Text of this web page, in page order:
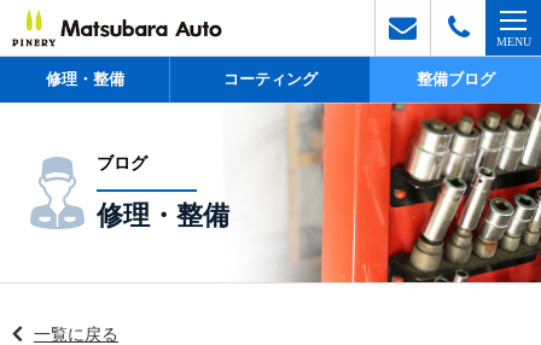
修理・整備 コーティング 整備ブログ
ブログ
修理・整備
一覧に戻る